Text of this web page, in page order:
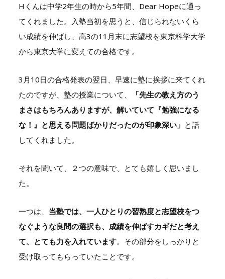
Hくんは中学2年生の時から5年間、Dear Hopeに通っ
てくれました。入塾当初を思うと、信じられないくら
い成績を伸ばし、高3の11月末に志望校を東京科学大学
から東京大学に変えての合格です。
3月10日の合格発表の翌日、早速に塾に挨拶に来てくれ
たのですが、塾の授業について、
「先生の教え方のう
まさはもちろんありますが、解いていて『勉強になる
な！』と思える問題ばかりだったのが印象深い」 と話
してくれました。
それを聞いて、２つの意味で、とても嬉しく思いまし
た。
一つは、 当塾では、一人ひとりの習熟度と志望校をつ
なぐような良問の選択も、成績を伸ばすカギだと考え
て、とても力を入れています。その部分をしっかりと
受け取ってもらっていたことです。